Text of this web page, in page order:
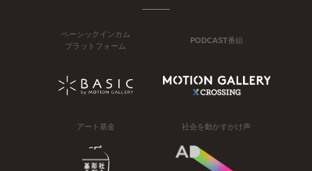
ベーシックインカム
プラットフォーム
PODCAST番組
アート基金 社会を動かすかけ声